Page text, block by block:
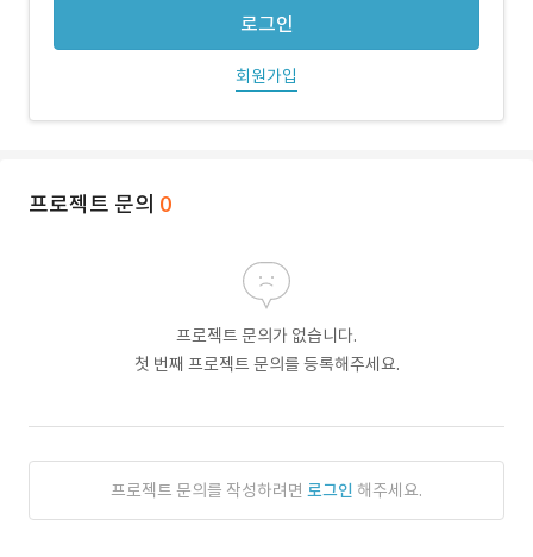
로그인
회원가입
프로젝트 문의 0
프로젝트 문의가 없습니다.
첫 번째 프로젝트 문의를 등록해주세요.
프로젝트 문의를 작성하려면 로그인 해주세요.